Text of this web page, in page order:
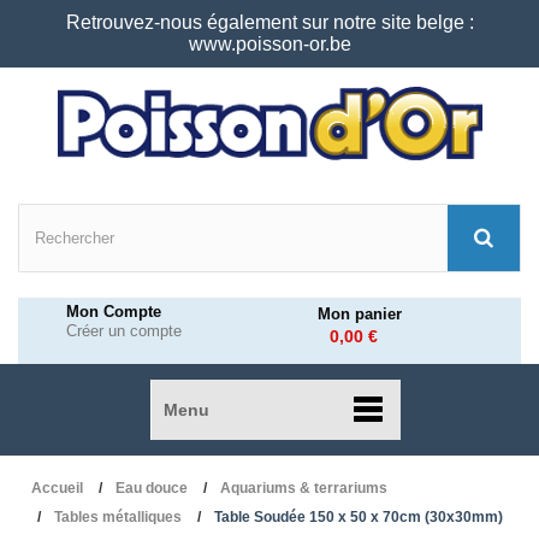
Retrouvez-nous également sur notre site belge :
www.poisson-or.be
Mon Compte
Créer un compte
Mon panier
0,00 €
Menu
Accueil Eau douce
Aquariums & terrariums
Tables métalliques
Table Soudée 150 x 50 x 70cm (30x30mm)